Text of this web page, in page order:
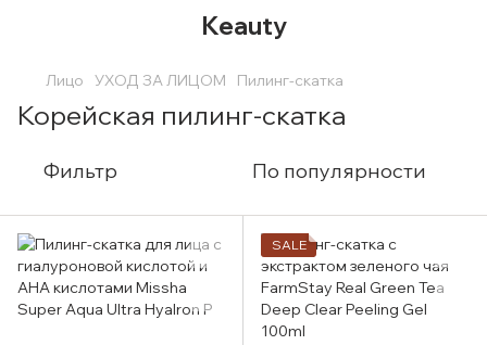
Keauty
Лицо УХОД ЗА ЛИЦОМ Пилинг-скатка
Корейская пилинг-скатка
Фильтр По популярности
SALE